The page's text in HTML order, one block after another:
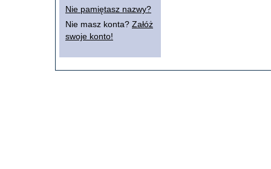
Nie pamiętasz nazwy?
Nie masz konta? Załóż
swoje konto!